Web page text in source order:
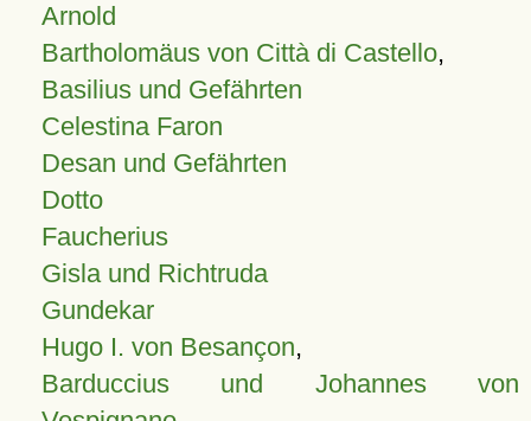
Arnold
Bartholomäus von Città di Castello,
Basilius und Gefährten
Celestina Faron
Desan und Gefährten
Dotto
Faucherius
Gisla und Richtruda
Gundekar
Hugo I. von Besançon,
Barduccius und Johannes von